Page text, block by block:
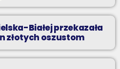
Białej przekazała
złotych oszustom